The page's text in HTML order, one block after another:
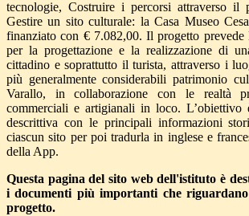
tecnologie, Costruire i percorsi attraverso il
Gestire un sito culturale: la Casa Museo
finanziato con € 7.082,00. Il progetto
per la progettazione e la realizzazione di
cittadino e soprattutto il turista, attraverso i
più generalmente considerabili patrimonio
Varallo, in collaborazione con le realtà
commerciali e artigianali in loco. L’obiettivo
descrittiva con le principali informazioni
ciascun sito per poi tradurla in inglese e
della App.
Questa pagina del sito web dell'istituto è
i documenti più importanti che
progetto.